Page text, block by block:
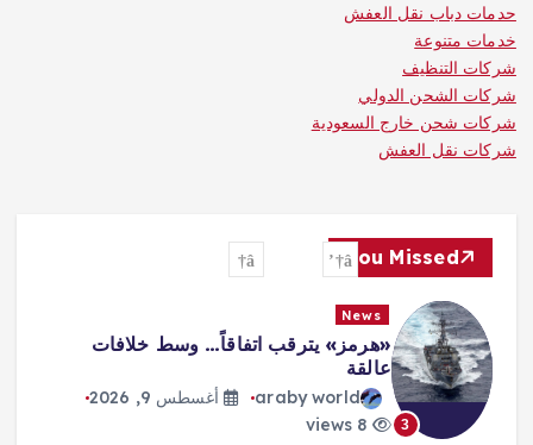
حدمات دباب نقل العفش
خدمات متنوعة
شركات التنظيف
شركات الشحن الدولي
شركات شحن خارج السعودية
شركات نقل العفش
You Missed
3
News
«هرمز» يترقب اتفاقاً… وسط خلافات
عالقة
araby world
أغسطس 9, 2026